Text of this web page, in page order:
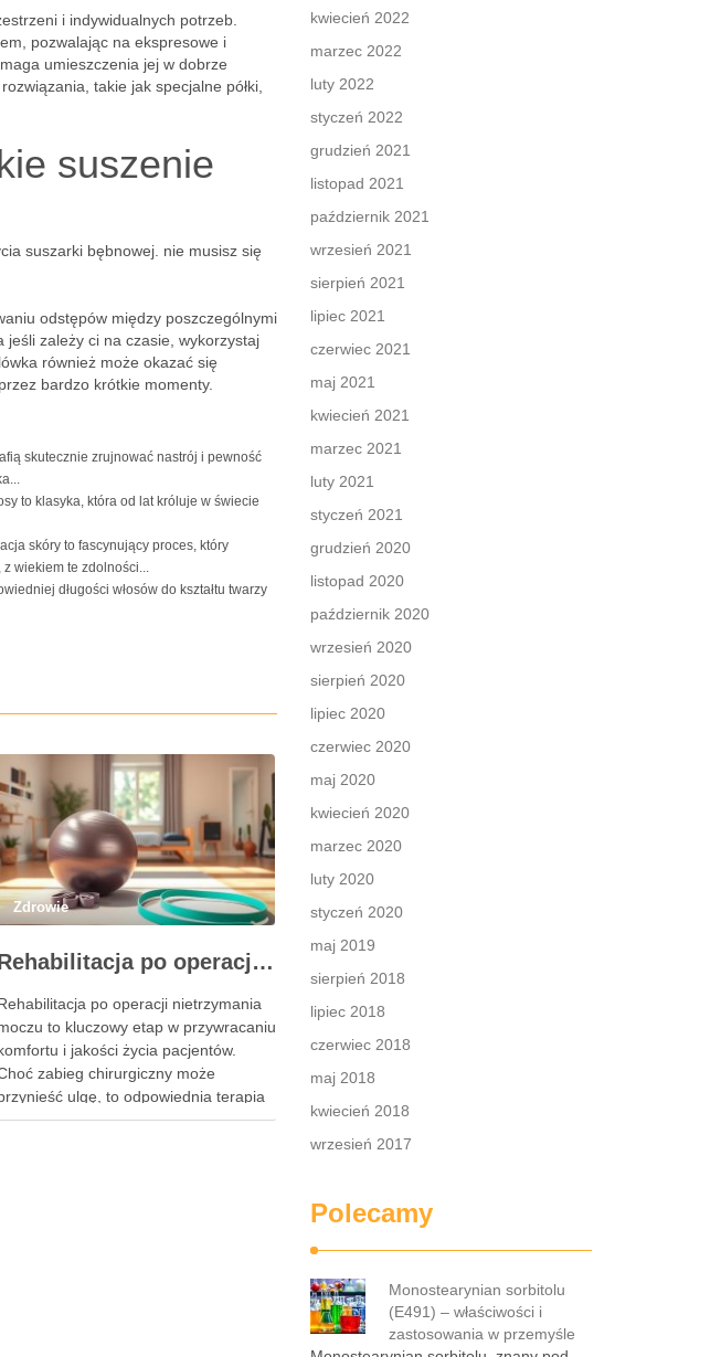
i indywidualnych potrzeb.
pozwalając na ekspresowe i
umieszczenia jej w dobrze
takie jak specjalne półki,
suszenie
suszarki bębnowej. nie musisz się
odstępów między poszczególnymi
jeśli zależy ci na czasie, wykorzystaj
również może okazać się
bardzo krótkie momenty.
skutecznie zrujnować nastrój i pewność
to klasyka, która od lat króluje w świecie
skóry to fascynujący proces, który
wiekiem te zdolności...
długości włosów do kształtu twarzy
Zdrowie
Rehabilitacja po operacji nietrzymania moczu – kluczowe informacje i ćwiczenia
po operacji nietrzymania
to kluczowy etap w przywracaniu
i jakości życia pacjentów.
zabieg chirurgiczny może
ulgę, to odpowiednia terapia
jest niezbędna do
kwiecień 2022
marzec 2022
luty 2022
styczeń 2022
grudzień 2021
listopad 2021
październik 2021
wrzesień 2021
sierpień 2021
lipiec 2021
czerwiec 2021
maj 2021
kwiecień 2021
marzec 2021
luty 2021
styczeń 2021
grudzień 2020
listopad 2020
październik 2020
wrzesień 2020
sierpień 2020
lipiec 2020
czerwiec 2020
maj 2020
kwiecień 2020
marzec 2020
luty 2020
styczeń 2020
maj 2019
sierpień 2018
lipiec 2018
czerwiec 2018
maj 2018
kwiecień 2018
wrzesień 2017
Polecamy
Monostearynian sorbitolu
(E491) – właściwości i
zastosowania w przemyśle